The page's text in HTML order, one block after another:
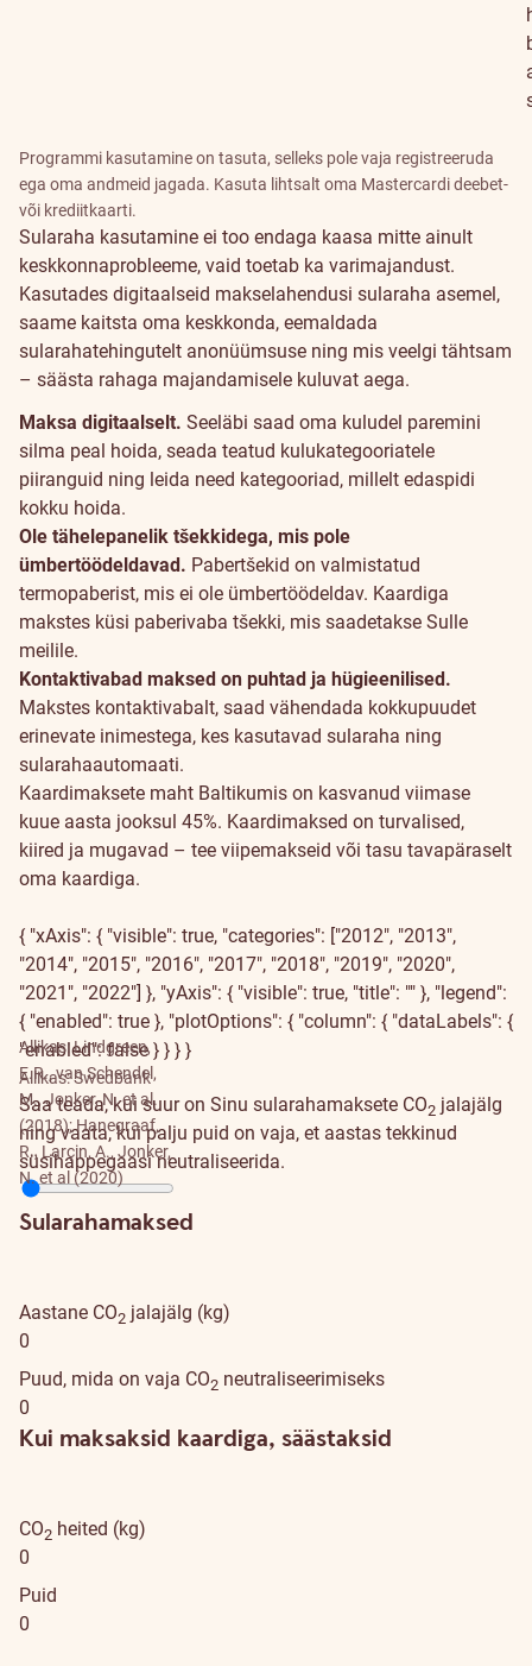
Programmi kasutamine on tasuta, selleks pole vaja registreeruda
ega oma andmeid jagada. Kasuta lihtsalt oma Mastercardi deebet-
või krediitkaarti.
Sularaha kasutamine ei too endaga kaasa mitte ainult
keskkonnaprobleeme, vaid toetab ka varimajandust.
Kasutades digitaalseid makselahendusi sularaha asemel,
saame kaitsta oma keskkonda, eemaldada
sularahatehingutelt anonüümsuse ning mis veelgi tähtsam
– säästa rahaga majandamisele kuluvat aega.
Maksa digitaalselt. Seeläbi saad oma kuludel paremini
silma peal hoida, seada teatud kulukategooriatele
piiranguid ning leida need kategooriad, millelt edaspidi
kokku hoida.
Ole tähelepanelik tšekkidega, mis pole
ümbertöödeldavad. Pabertšekid on valmistatud
termopaberist, mis ei ole ümbertöödeldav. Kaardiga
makstes küsi paberivaba tšekki, mis saadetakse Sulle
meilile.
Kontaktivabad maksed on puhtad ja hügieenilised.
Makstes kontaktivabalt, saad vähendada kokkupuudet
erinevate inimestega, kes kasutavad sularaha ning
sularahaautomaati.
Kaardimaksete maht Baltikumis on kasvanud viimase
kuue aasta jooksul 45%. Kaardimaksed on turvalised,
kiired ja mugavad – tee viipemakseid või tasu tavapäraselt
oma kaardiga.
{ "xAxis": { "visible": true, "categories": ["2012", "2013",
"2014", "2015", "2016", "2017", "2018", "2019", "2020",
"2021", "2022"] }, "yAxis": { "visible": true, "title": "" }, "legend":
{ "enabled": true }, "plotOptions": { "column": { "dataLabels": {
"enabled": false } } } }
Allikas: Swedbank
Saa teada, kui suur on Sinu sularahamaksete CO2 jalajälg
ning vaata, kui palju puid on vaja, et aastas tekkinud
süsihappegaasi neutraliseerida.
Sularahamaksed
Aastane CO2 jalajälg (kg)
0
Puud, mida on vaja CO2 neutraliseerimiseks
0
Kui maksaksid kaardiga, säästaksid
CO2 heited (kg)
0
Puid
0
Allikas: Lindgreen,
E.R., van Schendel,
M., Jonker, N. et al.
(2018); Hanegraaf,
R., Larçin, A., Jonker,
N. et al (2020)